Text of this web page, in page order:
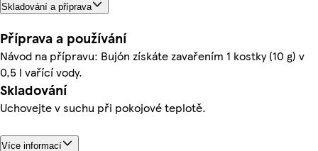
Skladování a příprava
Příprava a používání
Návod na přípravu: Bujón získáte zavařením 1 kostky (10 g) v
0,5 l vařící vody.
Skladování
Uchovejte v suchu při pokojové teplotě.
Více informací